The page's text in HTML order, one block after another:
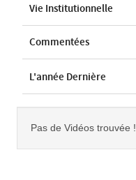
Vie Institutionnelle
Commentées
L'année Dernière
Pas de Vidéos trouvée !